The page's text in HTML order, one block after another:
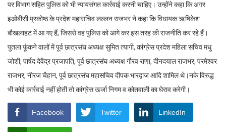
पर विभाग सहित पुलिस को भी न्यायसंगत कार्रवाई करनी चाहिए। उन्होंने कहा कि अगर
इओबीसी प्रकोष्ठ के प्रदेश महासचिव लल्लन राजभर ने कहा कि विधायक ऋषिकेश
बौखलाहट में आ गए हैं, जिससे वह पुलिस को आगे कर इस तरह की राजनीति कर रहे हैं।
पुतला फूंकने वालों में पूर्व छात्रसंघ अध्यक्ष सुमित त्यागी, कांग्रेस प्रदेश महिला सचिव मधु
जोशी, पार्षद देवेंद्र प्रजापति, पूर्व छात्रसंघ अध्यक्ष गौरव राणा, दीनदयाल राजभर, परमेश्वर
राजभर, नीरज चैहान, पूर्व छात्रसंघ महासचिव दीपक भारद्वाज आदि शामिल थे।नके विरुद्ध
भी कोई कार्रवाई नहीं होती तो कांग्रेस ऊर्जा निगम व कोतवाली का घेराव करेगी।
Facebook Twitter LinkedIn